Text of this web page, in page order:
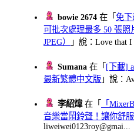
bowie 2674 在「免下
可批次處理最多 50 張照
JPEG）
」說：Love that I
Sumana 在「 [下載]
最新繁體中文版 」說：
李紹煒在「
「
音樂當鬧鈴聲！讓你舒
liweiwei0123roy@gmai...